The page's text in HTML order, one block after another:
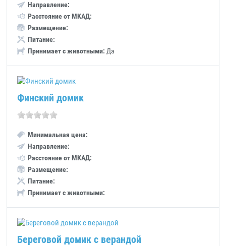
Направление:
Расстояние от МКАД:
Размещение:
Питание:
Принимает с животными: Да
Финский домик
Минимальная цена:
Направление:
Расстояние от МКАД:
Размещение:
Питание:
Принимает с животными:
Береговой домик с верандой